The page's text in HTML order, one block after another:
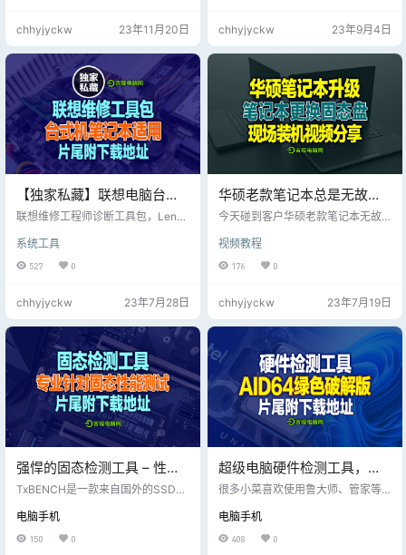
硬件设计的基准测试。 Futuremark
3DMark 专业版优势概述 Futurema
rk 3DMark 是衡量 PC 游戏性能的
重要工具。数百万游戏玩家、数百
个硬件评测网站和许…
chhyjyckw 23年11月20日
片尾下载体验吧！
chhyjyckw 23年9月4日
【独家私藏】联想电脑台式
机、笔记本检测工具包，专
具，片尾附下载地址！
联想维修工程师诊断工具包，Lenov
4.45.0 Lenovo Diagnostics Windo
ws工程师版本 4.45.0，去售后测机
子的时候工作人员给安装的 查毒报
t/9f39a0336e002c7780a90ccc2
119d6639e24f153ff3d84b7f5963
系统工具
527 0
chhyjyckw 23年7月28日
华硕老款笔记本总是无故黑
屏重启，检测固态问题，更
今天碰到客户华硕老款笔记本无故
拆机更换固态详细视频分享！
视频教程
176 0
chhyjyckw 23年7月19日
强悍的固态检测工具 – 性能
检测、数据檫除、固件升级
TxBENCH是一款来自国外的SSD固
件的主要功能便是测量SSD，HDD
和其他驱动器的存储性能；除了拥
有基础的测试项目，还支持自定义
电脑手机
150 0
超级电脑硬件检测工具，
Aida64 Extreme
视频片尾附下载地址
很多小菜喜欢使用鲁大师、管家等
流氓软件，使用后出现莫名的弹
窗； 今天我们本期分享一款超级电
脑硬件检测工具，纯净绿色版，勿
电脑手机
408 0